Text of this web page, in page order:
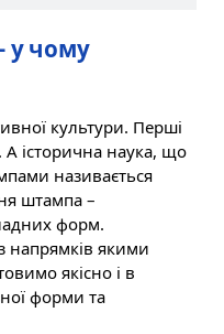
у чому
культури. Перші
А історична наука, що
називається
штампа –
форм.
напрямків якими
якісно і в
форми та